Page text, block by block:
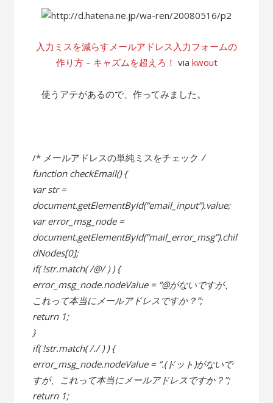
入力ミスを減らすメールアドレス入力フォームの
作り方 – キャズムを超えろ！ via kwout
使うアテがあるので、作ってみました。
/* メールアドレスの単純ミスをチェック/
function checkEmail() {
var str =
document.getElementById(“email_input”).value;
var error_msg_node =
document.getElementById(“mail_error_msg”).chil
dNodes[0];
if( !str.match( /@/ ) ) {
error_msg_node.nodeValue = “@がないですが、
これって本当にメールアドレスですか？”;
return 1;
}
if( !str.match( /./ ) ) {
error_msg_node.nodeValue = “.(ドット)がないで
すが、これって本当にメールアドレスですか？”;
return 1;